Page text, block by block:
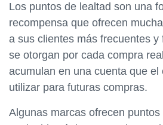
Los puntos de lealtad son una
recompensa que ofrecen
a sus clientes más frecuentes
se otorgan por cada compra
acumulan en una cuenta que el
utilizar para futuras compras.
Algunas marcas ofrecen puntos